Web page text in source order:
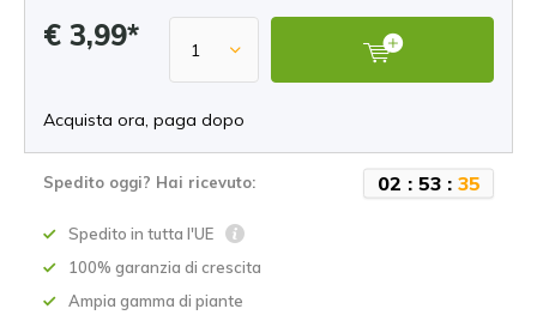
€ 3,99*
Acquista ora, paga dopo
Spedito oggi? Hai ricevuto: 02 : 53: 34
Spedito in tutta l'UE
100% garanzia di crescita
Ampia gamma di piante